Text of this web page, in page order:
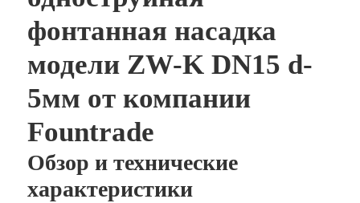
фонтанная насадка
модели ZW-K DN15 d-
5мм от компании
Fountrade
Обзор и технические
характеристики